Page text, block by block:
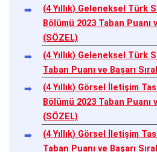
(4 Yıllık) Geleneksel Türk
Bölümü 2023 Taban Puanı
(SÖZEL)
(4 Yıllık) Geleneksel Türk
Taban Puanı ve Başarı
(4 Yıllık) Görsel İletişim
Bölümü 2023 Taban Puanı
(SÖZEL)
(4 Yıllık) Görsel İletişim
Taban Puanı ve Başarı